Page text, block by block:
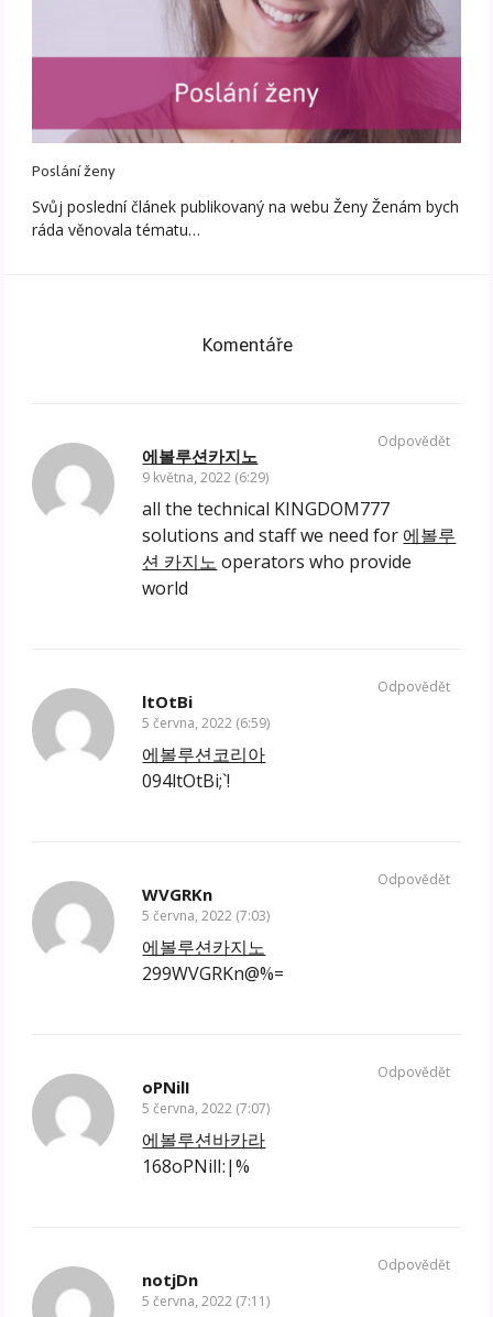
Poslání ženy
Svůj poslední článek publikovaný na webu Ženy Ženám bych
ráda věnovala tématu…
Komentáře
에볼루션카지노
9 května, 2022 (6:29)
all the technical KINGDOM777
solutions and staff we need for 에볼루
션 카지노 operators who provide
world
Odpovědět
ltOtBi
5 června, 2022 (6:59)
에볼루션코리아
094ltOtBi;`!
Odpovědět
WVGRKn
5 června, 2022 (7:03)
에볼루션카지노
299WVGRKn@%=
Odpovědět
oPNilI
5 června, 2022 (7:07)
에볼루션바카라
168oPNilI:|%
Odpovědět
notjDn
5 června, 2022 (7:11)
Odpovědět